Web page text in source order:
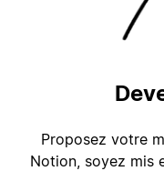
Proposez votre
Notion, soyez mis